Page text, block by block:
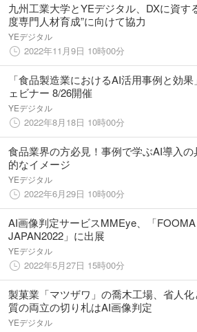
九州工業大学とYEデジタル、DXに資す
度専門人材育成”に向けて協力
YEデジタル
2022年11月9日 10時00分
「食品製造業におけるAI活用事例と効果
ェビナー 8/26開催
YEデジタル
2022年8月18日 10時00分
食品業界の方必見！事例で学ぶAI導入の
的なイメージ
YEデジタル
2022年6月29日 10時00分
AI画像判定サービスMMEye、「FOOMA
JAPAN2022」に出展
YEデジタル
2022年5月27日 15時00分
製菓業「マツザワ」の喬木工場、省人化
質の両立の切り札はAI画像判定
YEデジタル